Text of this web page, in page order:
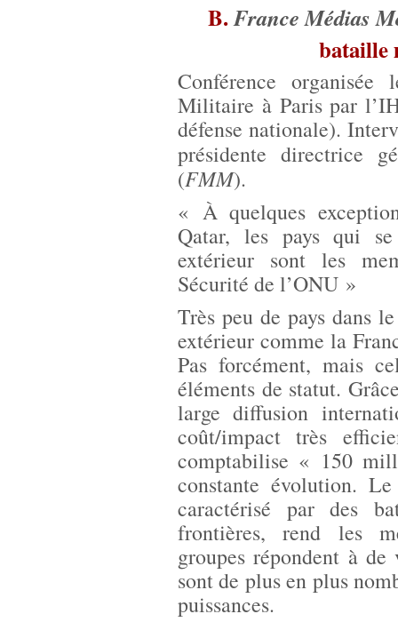
B.France Médias
bataille
Conférence
Militaire à Paris par
défense nationale).
présidente directrice
(FMM).
« À quelques
Qatar, les pays qui se
extérieur sont les
Sécurité de l’ONU »
Très peu de pays dans
extérieur comme la
Pas forcément, mais
éléments de statut.
large diffusion
coût/impact très
comptabilise « 150
constante évolution.
caractérisé par des
frontières, rend les
groupes répondent à
sont de plus en plus
puissances.